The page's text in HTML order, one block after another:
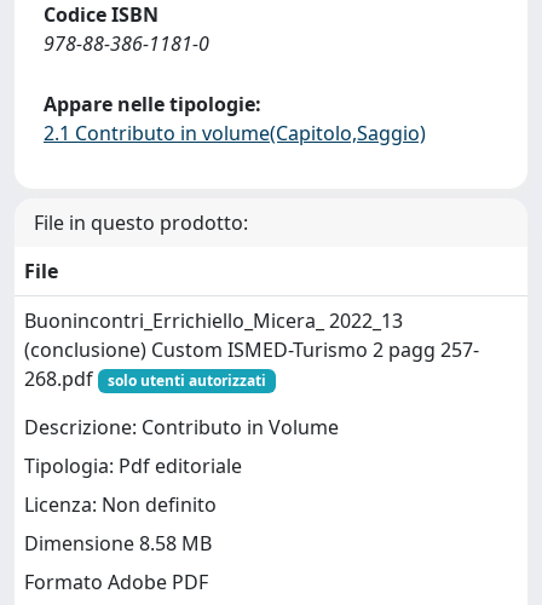
Codice ISBN
978-88-386-1181-0
Appare nelle tipologie:
2.1 Contributo in volume(Capitolo,Saggio)
File in questo prodotto:
File
Buonincontri_Errichiello_Micera_ 2022_13
(conclusione) Custom ISMED-Turismo 2 pagg 257-
268.pdf
solo utenti autorizzati
Descrizione: Contributo in Volume
Tipologia: Pdf editoriale
Licenza: Non definito
Dimensione 8.58 MB
Formato Adobe PDF